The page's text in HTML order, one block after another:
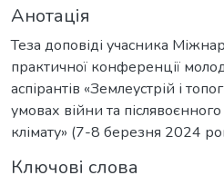
Анотація
Теза доповіді учасника
практичної конференції
аспірантів «Землеустрій і
умовах війни та
клімату» (7-8 березня 2024
Ключові слова